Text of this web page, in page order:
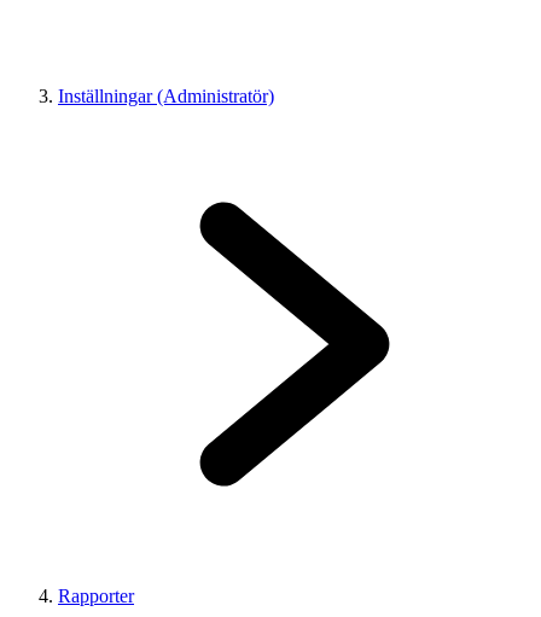
Inställningar (Administratör)
Rapporter